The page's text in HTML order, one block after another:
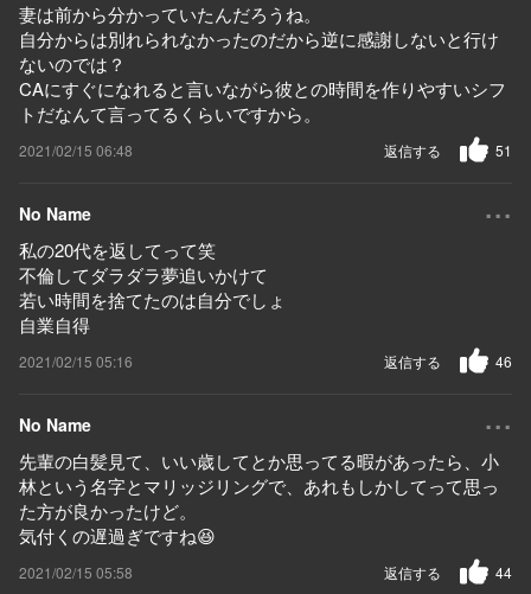
妻は前から分かっていたんだろうね。
自分からは別れられなかったのだから逆に感謝しないと行け
ないのでは？
CAにすぐになれると言いながら彼との時間を作りやすいシフ
トだなんて言ってるくらいですから。
2021/02/15 06:48 51
返信する
No Name ...
私の20代を返してって笑
不倫してダラダラ夢追いかけて
若い時間を捨てたのは自分でしょ
自業自得
2021/02/15 05:16 46
返信する
No Name ...
先輩の白髪見て、いい歳してとか思ってる暇があったら、小
林という名字とマリッジリングで、あれもしかしてって思っ
た方が良かったけど。
気付くの遅過ぎですね😆
2021/02/15 05:58 44
返信する